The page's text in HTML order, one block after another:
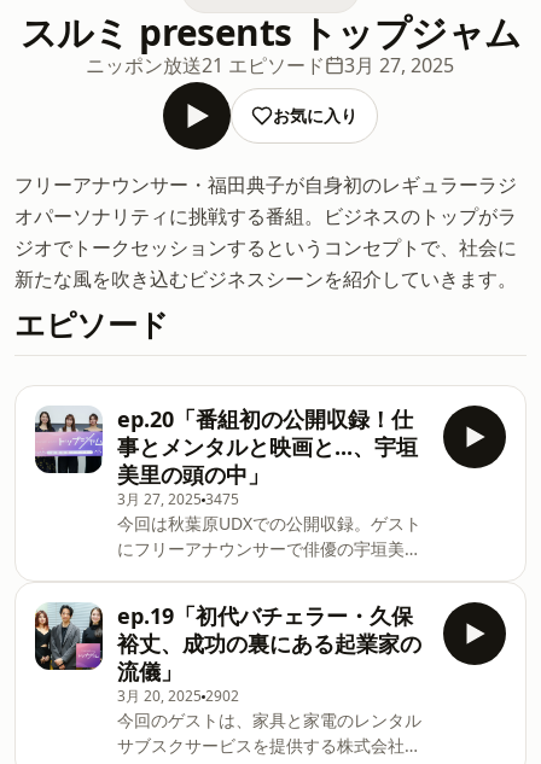
スルミ presents トップジャム
ニッポン放送21 エピソード 3月 27, 2025
お気に入り
フリーアナウンサー・福田典子が自身初のレギュラーラジ
オパーソナリティに挑戦する番組。ビジネスのトップがラ
ジオでトークセッションするというコンセプトで、社会に
新たな風を吹き込むビジネスシーンを紹介していきます。
エピソード
ep.20「番組初の公開収録！仕
事とメンタルと映画と...、宇垣
美里の頭の中」
3月 27, 2025 3475
今回は秋葉原UDXでの公開収録。ゲスト
にフリーアナウンサーで俳優の宇垣美里
は、宇垣さんが仕事論、映画への愛を語
るだけでなく、素顔に迫る質問にもお答
えいただいています。 ●宇垣さんが執筆
を仕事にした理由は？●アナウンサー時
代の仕事について●強いメンタルになる
には？●これから挑戦してみたい仕事
は？●映画『マッドマックス』シリーズ
ep.19「初代バチェラー・久保
裕丈、成功の裏にある起業家の
流儀」
3月 20, 2025 2902
今回のゲストは、家具と家電のレンタル
サブスクサービスを提供する株式会社